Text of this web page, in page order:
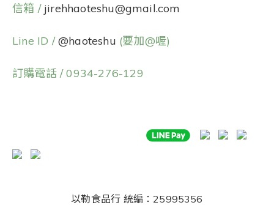
信箱 / jirehhaoteshu@gmail.com
Line ID /@haoteshu (要加@喔)
訂購電話 / 0934-276-129
以勒食品行 統編：25995356